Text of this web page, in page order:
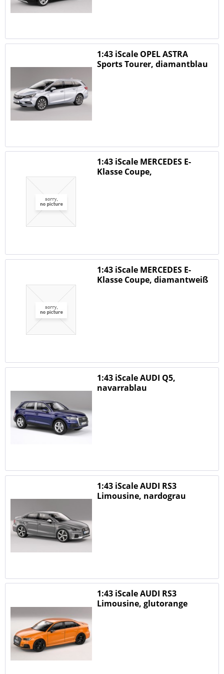
1:43 iScale OPEL ASTRA
Sports Tourer, diamantblau
1:43 iScale MERCEDES E-
Klasse Coupe,
1:43 iScale MERCEDES E-
Klasse Coupe, diamantweiß
1:43 iScale AUDI Q5,
navarrablau
1:43 iScale AUDI RS3
Limousine, nardograu
1:43 iScale AUDI RS3
Limousine, glutorange